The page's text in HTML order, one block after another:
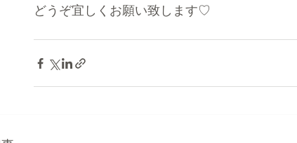
どうぞ宜しくお願い致します♡